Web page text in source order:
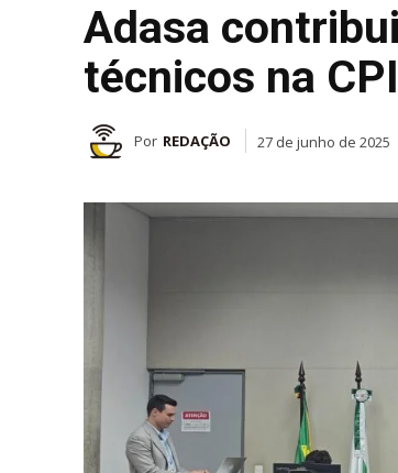
Adasa
técnicos na
Por REDAÇÃO 27 de junho de 2025